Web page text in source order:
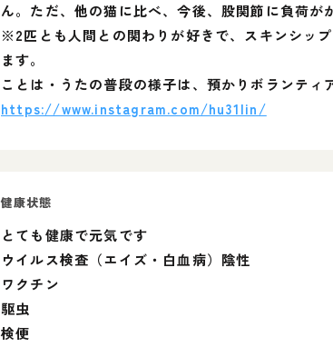
ん。ただ、他の猫に比べ、今後、股関節に負荷が
※2匹とも人間との関わりが好きで、スキンシッ
ます。
ことは・うたの普段の様子は、預かりボランティ
https://www.instagram.com/hu31lin/
健康状態
とても健康で元気です
ウイルス検査（エイズ・白血病）陰性
ワクチン
駆虫
検便